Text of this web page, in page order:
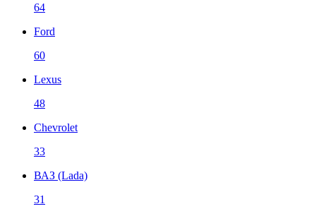
64
Ford
60
Lexus
48
Chevrolet
33
ВАЗ (Lada)
31